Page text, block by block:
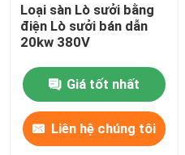
Loại sàn Lò sưởi bằng
điện Lò sưởi bán dẫn
20kw 380V
Giá tốt nhất
Liên hệ chúng tôi